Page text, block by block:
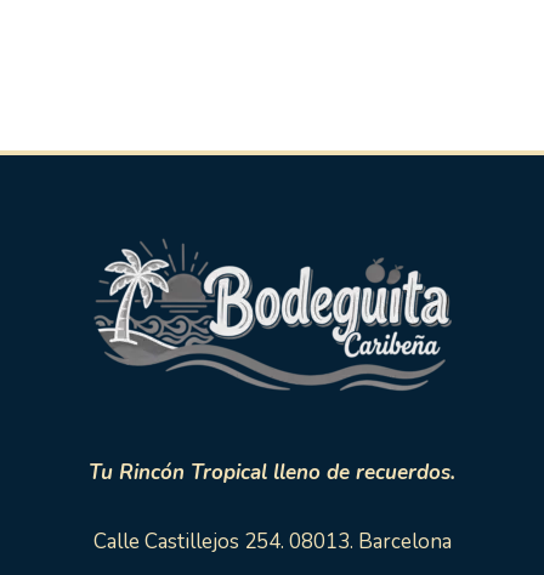
Tu Rincón Tropical lleno de recuerdos.
Calle Castillejos 254. 08013. Barcelona